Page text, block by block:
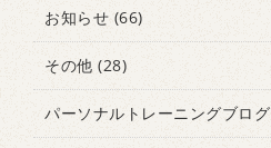
お知らせ (66)
その他 (28)
パーソナルトレーニングブログ